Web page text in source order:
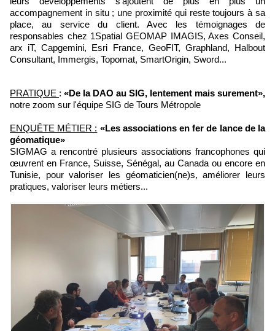
accompagnement in situ ; une proximité qui reste toujours à sa
place, au service du client. Avec les témoignages de
responsables chez 1Spatial GEOMAP IMAGIS, Axes Conseil,
arx iT, Capgemini, Esri France, GeoFIT, Graphland, Halbout
Consultant, Immergis, Topomat, SmartOrigin, Sword...
PRATIQUE : «De la DAO au SIG, lentement mais surement»,
notre zoom sur l'équipe SIG de Tours Métropole
ENQUÊTE MÉTIER : «Les associations en fer de lance de la
géomatique»
SIGMAG a rencontré plusieurs associations francophones qui
œuvrent en France, Suisse, Sénégal, au Canada ou encore en
Tunisie, pour valoriser les géomaticien(ne)s, améliorer leurs
pratiques, valoriser leurs métiers...